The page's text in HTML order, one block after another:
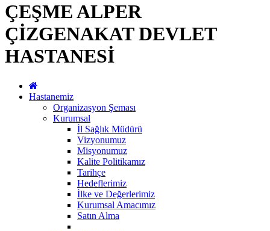
ÇEŞME ALPER
ÇİZGENAKAT DEVLET
HASTANESİ
Hastanemiz
Organizasyon Şeması
Kurumsal
İl Sağlık Müdürü
Vizyonumuz
Misyonumuz
Kalite Politikamız
Tarihçe
Hedeflerimiz
İlke ve Değerlerimiz
Kurumsal Amacımız
Satın Alma